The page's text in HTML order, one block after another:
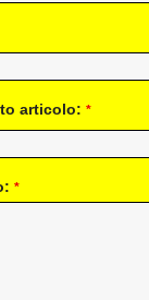
articolo: *
*